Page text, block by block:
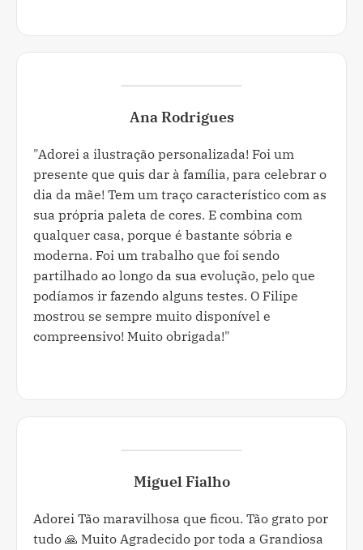
Ana Rodrigues
"Adorei a ilustração personalizada! Foi um
presente que quis dar à família, para celebrar o
dia da mãe! Tem um traço característico com as
sua própria paleta de cores. E combina com
qualquer casa, porque é bastante sóbria e
moderna. Foi um trabalho que foi sendo
partilhado ao longo da sua evolução, pelo que
podíamos ir fazendo alguns testes. O Filipe
mostrou se sempre muito disponível e
compreensivo! Muito obrigada!"
Miguel Fialho
Adorei Tão maravilhosa que ficou. Tão grato por
tudo 🙏 Muito Agradecido por toda a Grandiosa